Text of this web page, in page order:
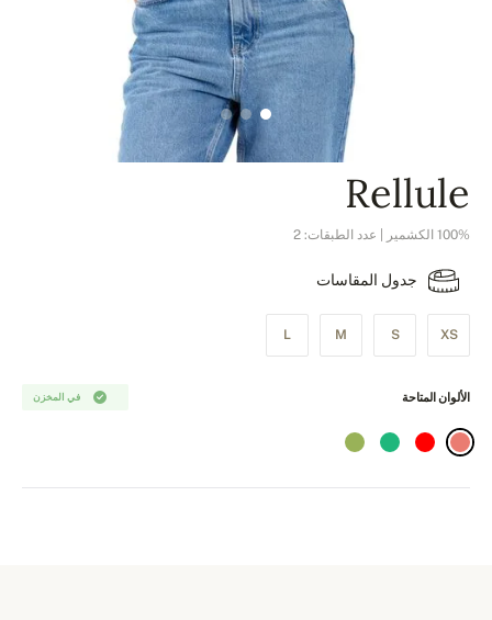
Rellule
100% الكشمير | عدد الطبقات: 2
جدول المقاسات
XS
S
M
L
في المخزن الألوان المتاحة